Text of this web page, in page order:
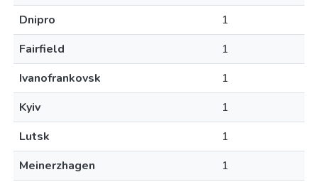
Dnipro
1
Fairfield
1
Ivanofrankovsk
1
Kyiv
1
Lutsk
1
Meinerzhagen
1